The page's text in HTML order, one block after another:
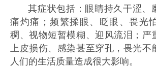
其症状包括：眼睛持久干涩、
痛灼痛；频繁揉眼、眨眼、畏光
稠、视物短暂模糊、迎风流泪；严
上皮损伤、感染甚至穿孔，畏光
人们的生活质量造成很大影响。